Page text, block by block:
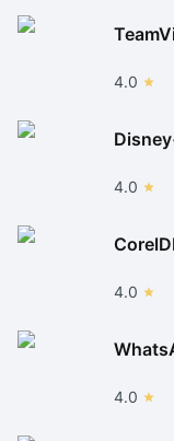
4.0
4.0
4.0
4.0